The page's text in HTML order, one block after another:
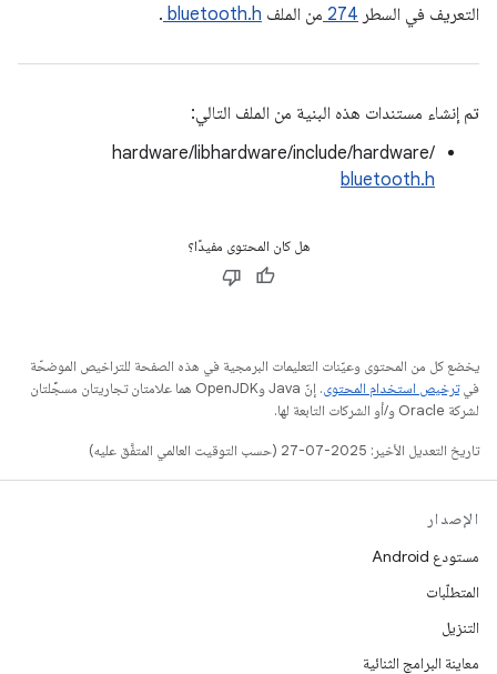
التعريف في السطر 274 من الملف bluetooth.h
.
تم إنشاء مستندات هذه البنية من الملف التالي:
hardware/libhardware/include/hardware/
bluetooth.h
هل كان المحتوى مفيدًا؟
يخضع كل من المحتوى وعيّنات التعليمات البرمجية في هذه الصفحة للتراخيص الموضحّة
فيترخيص استخدام المحتوى
. إنّ Java وOpenJDK هما علامتان تجاريتان مسجَّلتان
لشركة Oracle و/أو الشركات التابعة لها.
تاريخ التعديل الأخير: 2025-07-27 (حسب التوقيت العالمي المتفَّق عليه)
الإصدار
مستودع Android
المتطلّبات
التنزيل
معاينة البرامج الثنائية